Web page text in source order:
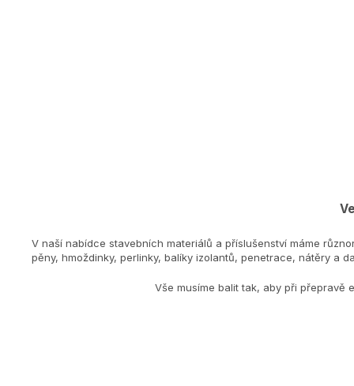
V naší nabídce stavebních materiálů a příslušenství máme
pěny, hmoždinky, perlinky, balíky izolantů, penetrace, nátěry a
Vše musíme balit tak, aby při přepravě